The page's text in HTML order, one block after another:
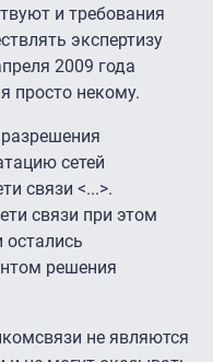
и требования
экспертизу
2009 года
просто некому.
сетей
связи <...>.
связи при этом
остались
решения
не являются